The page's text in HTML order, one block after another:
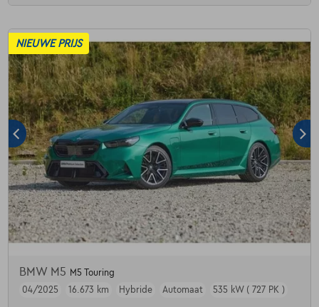
NIEUWE PRIJS
BMW M5 M5 Touring
04/2025
16.673 km Hybride Automaat 535 kW ( 727 PK )